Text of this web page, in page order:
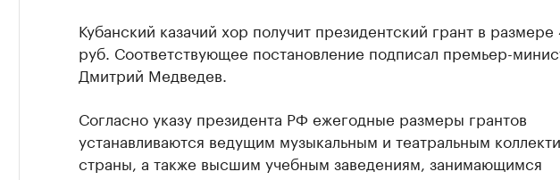
Кубанский казачий хор получит президентский грант в
руб. Соответствующее постановление подписал премьер-
Дмитрий Медведев.
Согласно указу президента РФ ежегодные размеры грантов
устанавливаются ведущим музыкальным и театральным
страны, а также высшим учебным заведениям, занимающимся